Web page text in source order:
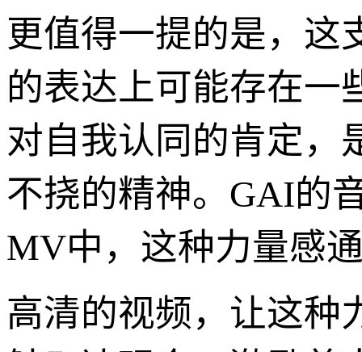
更值得一提的是，这
的表达上可能存在一
对自我认同的肯定，
不挠的精神。GAI的
MV中，这种力量感
高清的视频，让这种